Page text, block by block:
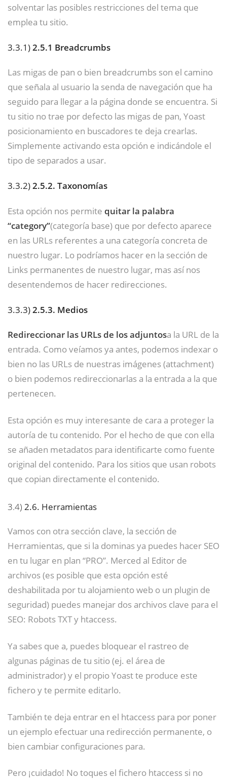
solventar las posibles restricciones del tema que
emplea tu sitio.
3.3.1)2.5.1 Breadcrumbs
Las migas de pan o bien breadcrumbs son el camino
que señala al usuario la senda de navegación que ha
seguido para llegar a la página donde se encuentra. Si
tu sitio no trae por defecto las migas de pan, Yoast
posicionamiento en buscadores te deja crearlas.
Simplemente activando esta opción e indicándole el
tipo de separados a usar.
3.3.2)2.5.2. Taxonomías
Esta opción nos permite quitar la palabra
“category”(categoría base) que por defecto aparece
en las URLs referentes a una categoría concreta de
nuestro lugar. Lo podríamos hacer en la sección de
Links permanentes de nuestro lugar, mas así nos
desentendemos de hacer redirecciones.
3.3.3)2.5.3. Medios
Redireccionar las URLs de los adjuntosa la URL de la
entrada. Como veíamos ya antes, podemos indexar o
bien no las URLs de nuestras imágenes (attachment)
o bien podemos redireccionarlas a la entrada a la que
pertenecen.
Esta opción es muy interesante de cara a proteger la
autoría de tu contenido. Por el hecho de que con ella
se añaden metadatos para identificarte como fuente
original del contenido. Para los sitios que usan robots
que copian directamente el contenido.
3.4) 2.6. Herramientas
Vamos con otra sección clave, la sección de
Herramientas, que si la dominas ya puedes hacer SEO
en tu lugar en plan “PRO”. Merced al Editor de
archivos (es posible que esta opción esté
deshabilitada por tu alojamiento web o un plugin de
seguridad) puedes manejar dos archivos clave para el
SEO: Robots TXT y htaccess.
Ya sabes que a, puedes bloquear el rastreo de
algunas páginas de tu sitio (ej. el área de
administrador) y el propio Yoast te produce este
fichero y te permite editarlo.
También te deja entrar en el htaccess para por poner
un ejemplo efectuar una redirección permanente, o
bien cambiar configuraciones para.
Pero ¡cuidado! No toques el fichero htaccess si no